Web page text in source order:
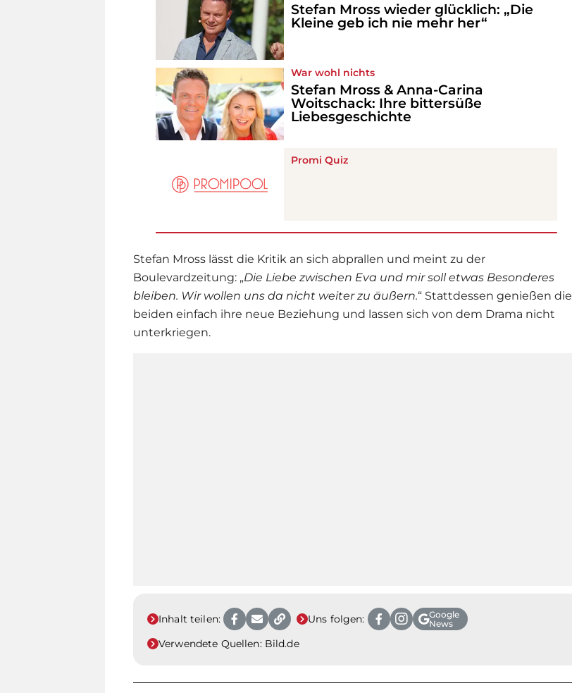
Stefan Mross wieder glücklich: „Die
Kleine geb ich nie mehr her“
War wohl nichts
Stefan Mross & Anna-Carina
Woitschack: Ihre bittersüße
Liebesgeschichte
Promi Quiz
Stefan Mross lässt die Kritik an sich abprallen und meint zu der
Boulevardzeitung: „Die Liebe zwischen Eva und mir soll etwas Besonderes
bleiben. Wir wollen uns da nicht weiter zu äußern.“ Stattdessen genießen die
beiden einfach ihre neue Beziehung und lassen sich von dem Drama nicht
unterkriegen.
Inhalt teilen: Uns folgen:
Google
News
Verwendete Quellen: Bild.de